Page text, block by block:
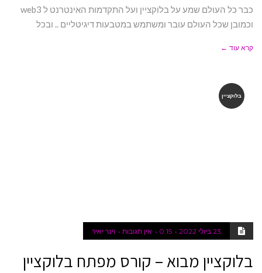
כבר כל העולם שמע על בלוקציין ועל התקדמות האינטרנט ל web3
וכמובן שכל העולם עובר ומשתמש במטבעות דיגיטליים .. ובכל
קרא עוד ←
בלוקציין
23 ביולי 2022 0:15 אין תגובות וינר יאיר
בלוקציין מבוא – קורס מפתח בלוקציין